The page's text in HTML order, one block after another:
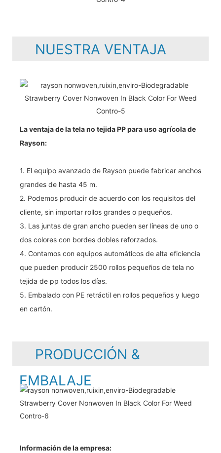
NUESTRA VENTAJA
La ventaja de la tela no tejida PP para uso agrícola de
Rayson:
1. El equipo avanzado de Rayson puede fabricar anchos
grandes de hasta 45 m.
2. Podemos producir de acuerdo con los requisitos del
cliente, sin importar rollos grandes o pequeños.
3. Las juntas de gran ancho pueden ser líneas de uno o
dos colores con bordes dobles reforzados.
4. Contamos con equipos automáticos de alta eficiencia
que pueden producir 2500 rollos pequeños de tela no
tejida de pp todos los días.
5. Embalado con PE retráctil en rollos pequeños y luego
en cartón.
PRODUCCIÓN &
EMBALAJE
Información de la empresa: